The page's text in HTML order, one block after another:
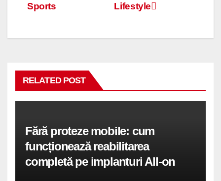
articole
Lifestyle
Sports
RELATED POST
Fără proteze mobile: cum
funcționează reabilitarea
completă pe implanturi All-on